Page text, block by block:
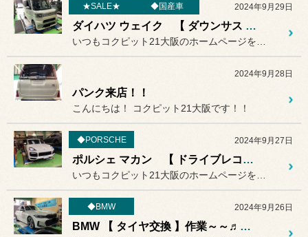
★SALE★ ◆国産車 2024年9月29日
ダイハツ ウェイク 【 ダウンサス 】交換作業～～♬ 国産車の足回り作業はコクピットにお任せください◎
2024年9月28日
パンク来店！！
こんにちは！ コクピット21大阪です！！
◆PORSCHE 2024年9月27日
ポルシェ マカン 【 ドライブレコーダー機能搭載 デジタルミラー 】取り付け作業 ～～♬ 輸入車の電装作業はコクピットにお任せください◎
◆BMW 2024年9月26日
BMW 【 タイヤ交換 】作業～～♬ 輸入車のタイヤメンテナンスはコクピットにお任せください◎